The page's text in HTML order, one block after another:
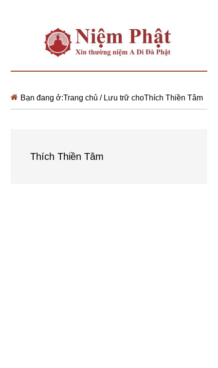
Bạn đang ở:Trang chủ /Lưu trữ choThích Thiền Tâm
Thích Thiền Tâm